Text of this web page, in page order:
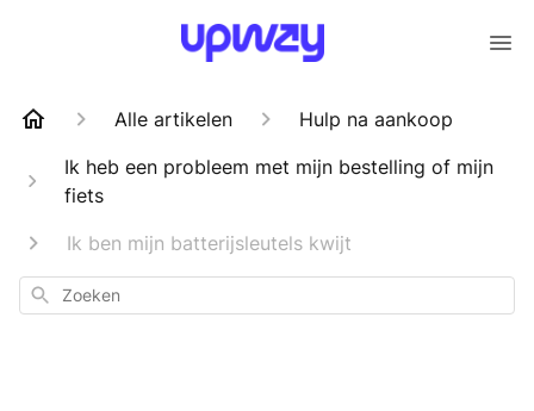
Alle artikelen
Hulp na aankoop
Ik heb een probleem met mijn bestelling of mijn
fiets
Ik ben mijn batterijsleutels kwijt
Zoeken